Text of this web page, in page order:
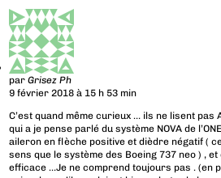
parGrisez Ph
9 février 2018 à 15 h 53 min
C’est quand même curieux … ils ne lisent pas
qui a je pense parlé du système NOVA de
aileron en flèche positive et dièdre négatif (
sens que le système des Boeing 737 neo ) ,
efficace …Je ne comprend toujours pas . (en